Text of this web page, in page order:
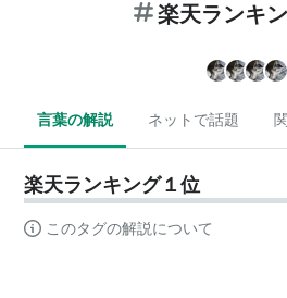
楽天ランキ
言葉の解説 ネットで話題
楽天ランキング１位
このタグの解説について